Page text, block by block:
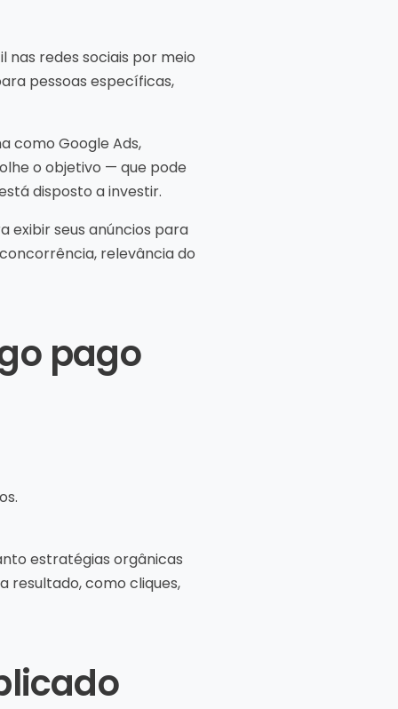
nas redes sociais por meio
pessoas específicas,
como Google Ads,
o objetivo — que pode
disposto a investir.
exibir seus anúncios para
relevância do
pago
estratégias orgânicas
resultado, como cliques,